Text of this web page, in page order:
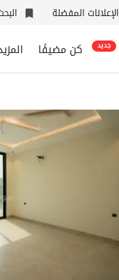
الإعلانات المفضلة
جديد كن مضيفًا